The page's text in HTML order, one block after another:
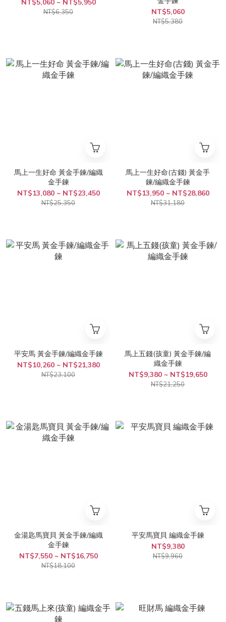
NT$5,060 ~ NT$5,950
NT$6,350
NT$5,060
NT$5,380
馬上一生好命 黃金手鍊/編織
金手鍊
NT$13,080 ~ NT$23,450
NT$25,350
馬上一生好命(古錢) 黃金手
鍊/編織金手鍊
NT$13,950 ~ NT$28,860
NT$31,180
平安馬 黃金手鍊/編織金手鍊
NT$10,260 ~ NT$21,380
NT$23,100
馬上五錢(孩童) 黃金手鍊/編
織金手鍊
NT$9,380 ~ NT$19,650
NT$21,250
金湯匙馬寶貝 黃金手鍊/編織
金手鍊
NT$7,550 ~ NT$16,750
NT$18,100
平安馬寶貝 編織金手鍊
NT$9,380
NT$9,960